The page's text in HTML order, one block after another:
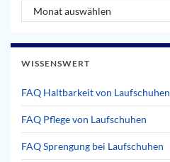
Artikel Archiv
WISSENSWERT
FAQ Haltbarkeit von Laufschuhen
FAQ Pflege von Laufschuhen
FAQ Sprengung bei Laufschuhen